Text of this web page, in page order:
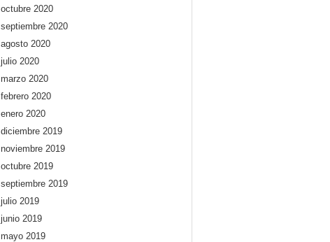
octubre 2020
septiembre 2020
agosto 2020
julio 2020
marzo 2020
febrero 2020
enero 2020
diciembre 2019
noviembre 2019
octubre 2019
septiembre 2019
julio 2019
junio 2019
mayo 2019